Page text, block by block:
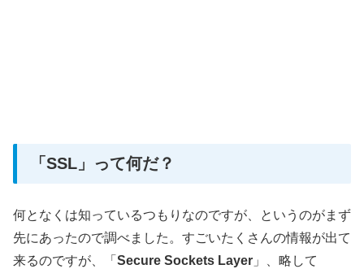
「SSL」って何だ？
何となくは知っているつもりなのですが、というのがまず
先にあったので調べました。すごいたくさんの情報が出て
来るのですが、「 Secure Sockets Layer 」、略して